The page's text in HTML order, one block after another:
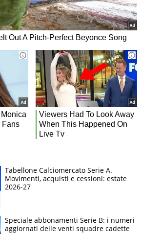
Tabellone Calciomercato Serie A.
Movimenti, acquisti e cessioni: estate
2026-27
Speciale abbonamenti Serie B: i numeri
aggiornati delle venti squadre cadette